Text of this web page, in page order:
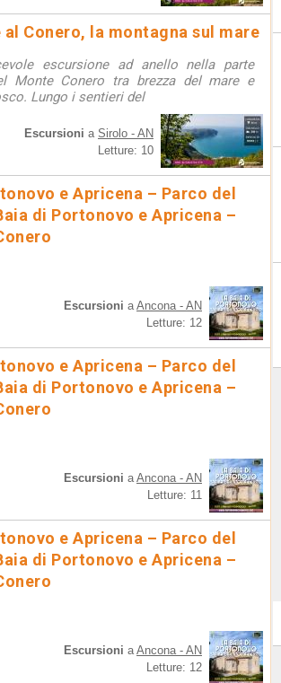
al Conero, la montagna sul mare
escursione ad anello nella parte
Monte Conero tra brezza del mare e
Lungo i sentieri del
Escursioni a Sirolo - AN
Letture: 10
e Apricena – Parco del
di Portonovo e Apricena –
Escursioni aAncona - AN
Letture: 12
e Apricena – Parco del
di Portonovo e Apricena –
Escursioni aAncona - AN
Letture: 11
e Apricena – Parco del
di Portonovo e Apricena –
Escursioni aAncona - AN
Letture: 12